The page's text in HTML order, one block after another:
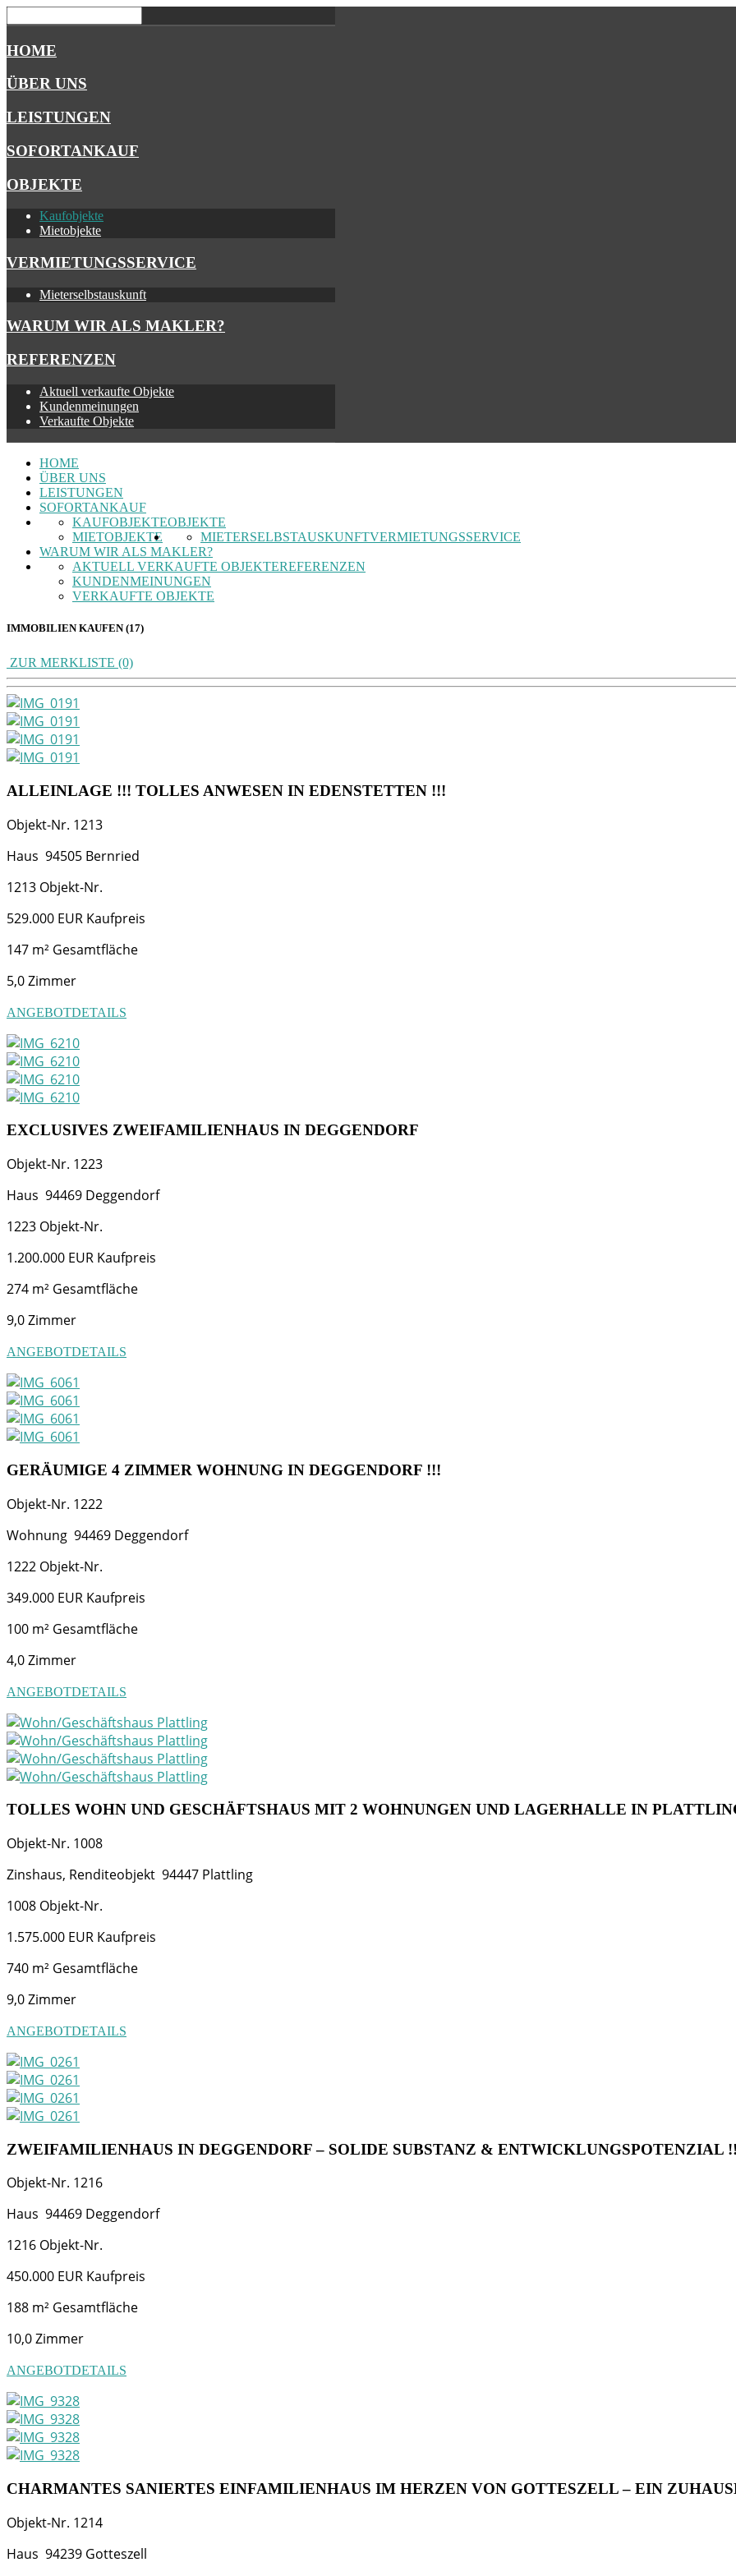
HOME
ÜBER UNS
LEISTUNGEN
SOFORTANKAUF
OBJEKTE
Kaufobjekte
Mietobjekte
VERMIETUNGSSERVICE
Mieterselbstauskunft
WARUM WIR ALS MAKLER?
REFERENZEN
Aktuell verkaufte Objekte
Kundenmeinungen
Verkaufte Objekte
HOME
ÜBER UNS
LEISTUNGEN
SOFORTANKAUF
OBJEKTE
KAUFOBJEKTE
MIETOBJEKTE
VERMIETUNGSSERVICE
MIETERSELBSTAUSKUNFT
WARUM WIR ALS MAKLER?
REFERENZEN
AKTUELL VERKAUFTE OBJEKTE
KUNDENMEINUNGEN
VERKAUFTE OBJEKTE
IMMOBILIEN KAUFEN (17)
ZUR MERKLISTE (0)
ALLEINLAGE !!! TOLLES ANWESEN IN EDENSTETTEN !!!
Objekt-Nr. 1213
Haus 94505 Bernried
1213 Objekt-Nr.
529.000 EUR Kaufpreis
147 m² Gesamtfläche
5,0Zimmer
ANGEBOTDETAILS
EXCLUSIVES ZWEIFAMILIENHAUS IN DEGGENDORF
Objekt-Nr. 1223
Haus 94469 Deggendorf
1223 Objekt-Nr.
1.200.000 EUR Kaufpreis
274 m² Gesamtfläche
9,0Zimmer
ANGEBOTDETAILS
GERÄUMIGE 4 ZIMMER WOHNUNG IN DEGGENDORF !!!
Objekt-Nr. 1222
Wohnung 94469 Deggendorf
1222 Objekt-Nr.
349.000 EUR Kaufpreis
100 m² Gesamtfläche
4,0Zimmer
ANGEBOTDETAILS
TOLLES WOHN UND GESCHÄFTSHAUS MIT 2 WOHNUNGEN UND LAGERHALLE IN
Objekt-Nr. 1008
Zinshaus, Renditeobjekt 94447 Plattling
1008 Objekt-Nr.
1.575.000 EUR Kaufpreis
740 m² Gesamtfläche
9,0Zimmer
ANGEBOTDETAILS
ZWEIFAMILIENHAUS IN DEGGENDORF – SOLIDE SUBSTANZ & ENTWICKLUNGSPOTENZIAL
Objekt-Nr. 1216
Haus 94469 Deggendorf
1216 Objekt-Nr.
450.000 EUR Kaufpreis
188 m² Gesamtfläche
10,0Zimmer
ANGEBOTDETAILS
CHARMANTES SANIERTES EINFAMILIENHAUS IM HERZEN VON GOTTESZELL – EIN
Objekt-Nr. 1214
Haus 94239 Gotteszell